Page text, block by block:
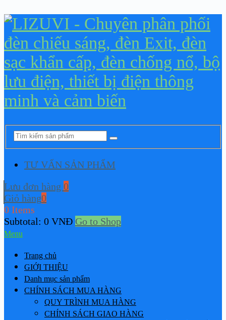
TƯ VẤN SẢN PHẨM
Lưu đơn hàng 0
Giỏ hàng0
0 Items
Subtotal: 0 VNĐ Go to Shop
Menu
Trang chủ
GIỚI THIỆU
Danh mục sản phẩm
CHÍNH SÁCH MUA HÀNG
QUY TRÌNH MUA HÀNG
CHÍNH SÁCH GIAO HÀNG